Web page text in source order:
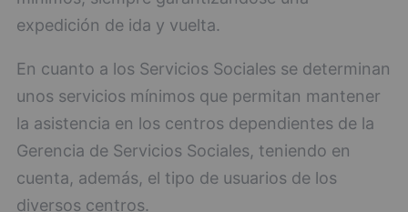
expedición de ida y vuelta.
En cuanto a los Servicios Sociales se determinan
unos servicios mínimos que permitan mantener
la asistencia en los centros dependientes de la
Gerencia de Servicios Sociales, teniendo en
cuenta, además, el tipo de usuarios de los
diversos centros.